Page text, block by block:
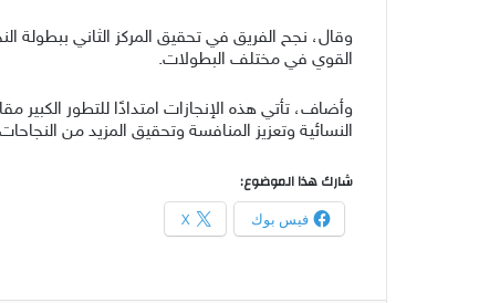
وقال، نجح الفريق في تحقيق المركز الثاني ببطولة
القوي في مختلف البطولات.
وأضاف، تأتي هذه الإنجازات امتدادًا للتطور الكبير
النسائية وتعزيز المنافسة وتحقيق المزيد من
شارك هذا الموضوع:
فيس بوك X